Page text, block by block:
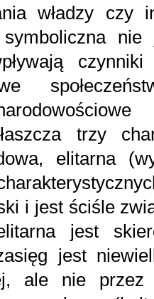
władzy czy
symboliczna
trzy
elitarna
i jest ściśle
jest
jest
ale nie